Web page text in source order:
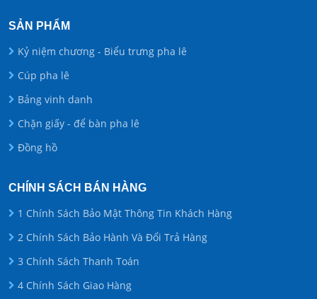
SẢN PHẨM
Kỷ niệm chương - Biểu trưng pha lê
Cúp pha lê
Bảng vinh danh
Chặn giấy - để bàn pha lê
Đồng hồ
CHÍNH SÁCH BÁN HÀNG
1 Chính Sách Bảo Mật Thông Tin Khách Hàng
2 Chính Sách Bảo Hành Và Đổi Trả Hàng
3 Chính Sách Thanh Toán
4 Chính Sách Giao Hàng